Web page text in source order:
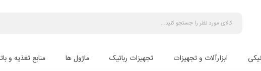
ابزارآلات و تجهیزات تجهیزات رباتیک ماژول ها منابع تغذیه و